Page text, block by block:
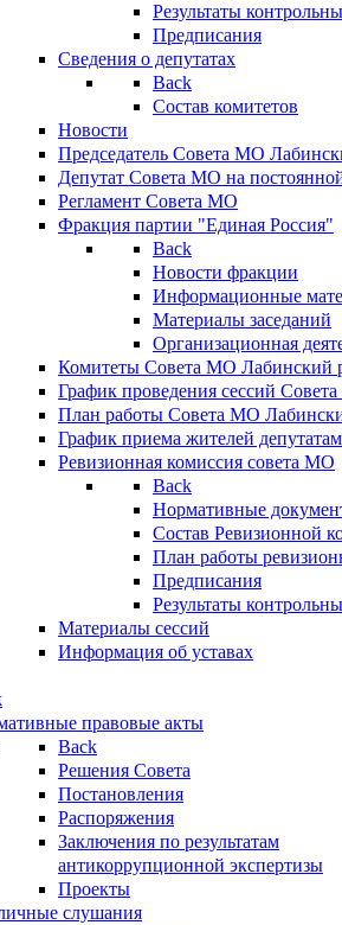
Результаты
Предписания
Сведения о депутатах
Back
Состав комитетов
Новости
Председатель Совета МО
Депутат Совета МО на
Регламент Совета МО
Фракция партии "Единая Россия"
Back
Новости фракции
Информационные
Материалы заседаний
Организационная
Комитеты Совета МО Лабинский
График проведения сессий
План работы Совета МО
График приема жителей
Ревизионная комиссия совета МО
Back
Нормативные
Состав Ревизионной
План работы
Предписания
Результаты
Материалы сессий
Информация об уставах
правовые акты
Back
Решения Совета
Постановления
Распоряжения
Заключения по результатам
антикоррупционной экспертизы
Проекты
слушания